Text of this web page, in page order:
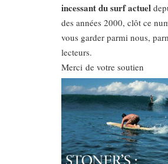
incessant du surf actuel
des années 2000, clôt ce
vous garder parmi nous,
lecteurs.
Merci de votre soutien